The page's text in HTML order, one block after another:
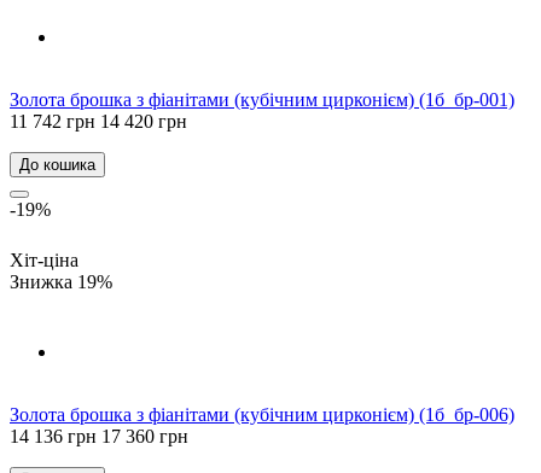
Золота брошка з фіанітами (кубічним цирконієм) (1б_бр-001)
11 742 грн 14 420 грн
До кошика
-19%
Хіт-ціна
Знижка 19%
Золота брошка з фіанітами (кубічним цирконієм) (1б_бр-006)
14 136 грн 17 360 грн